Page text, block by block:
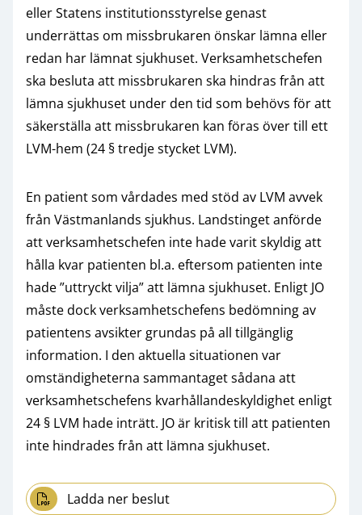
eller Statens institutionsstyrelse genast
underrättas om missbrukaren önskar lämna eller
redan har lämnat sjukhuset. Verksamhetschefen
ska besluta att missbrukaren ska hindras från att
lämna sjukhuset under den tid som behövs för att
säkerställa att missbrukaren kan föras över till ett
LVM-hem (24 § tredje stycket LVM).
En patient som vårdades med stöd av LVM avvek
från Västmanlands sjukhus. Landstinget anförde
att verksamhetschefen inte hade varit skyldig att
hålla kvar patienten bl.a. eftersom patienten inte
hade ”uttryckt vilja” att lämna sjukhuset. Enligt JO
måste dock verksamhetschefens bedömning av
patientens avsikter grundas på all tillgänglig
information. I den aktuella situationen var
omständigheterna sammantaget sådana att
verksamhetschefens kvarhållandeskyldighet enligt
24 § LVM hade inträtt. JO är kritisk till att patienten
inte hindrades från att lämna sjukhuset.
Ladda ner beslut